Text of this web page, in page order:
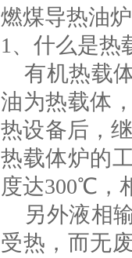
燃煤导热油
1、什么是热
有机热载
油为热载体
热设备后，
热载体炉的
度达300℃，
另外液相
受热，而无